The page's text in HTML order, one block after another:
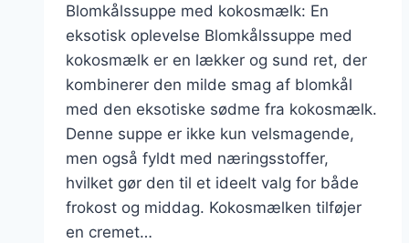
Blomkålssuppe med kokosmælk: En
eksotisk oplevelse Blomkålssuppe med
kokosmælk er en lækker og sund ret, der
kombinerer den milde smag af blomkål
med den eksotiske sødme fra kokosmælk.
Denne suppe er ikke kun velsmagende,
men også fyldt med næringsstoffer,
hvilket gør den til et ideelt valg for både
frokost og middag. Kokosmælken tilføjer
en cremet…